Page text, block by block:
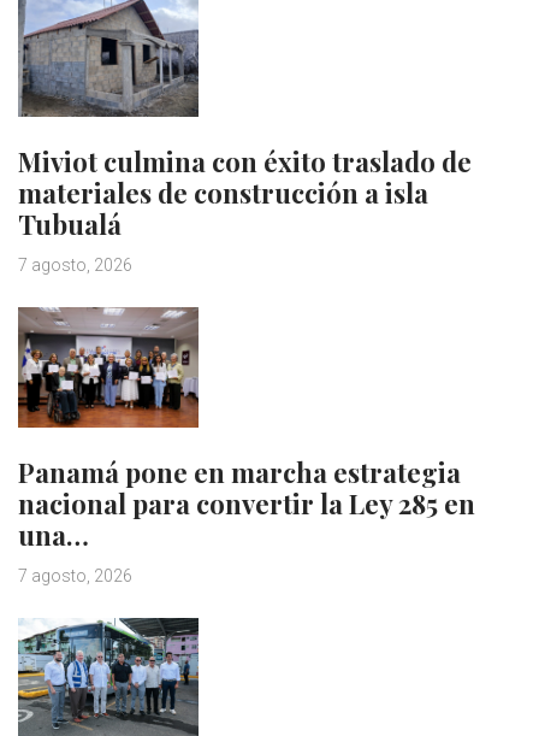
Miviot culmina con éxito traslado de
materiales de construcción a isla
Tubualá
7 agosto, 2026
Panamá pone en marcha estrategia
nacional para convertir la Ley 285 en
una…
7 agosto, 2026